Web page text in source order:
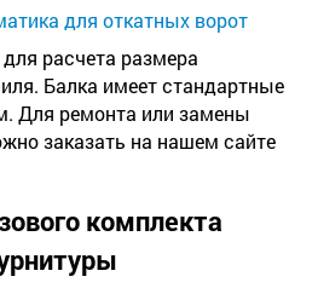
для откатных ворот
расчета размера
Балка имеет стандартные
Для ремонта или замены
заказать на нашем сайте
комплекта